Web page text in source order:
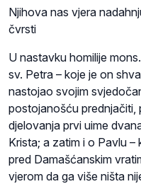
Njihova nas vjera
čvrsti
U nastavku homilije
sv. Petra – koje je on
nastojao svojim
postojanošću
djelovanja prvi uime
Krista; a zatim i o Pavlu
pred Damašćanskim
vjerom da ga više ništa